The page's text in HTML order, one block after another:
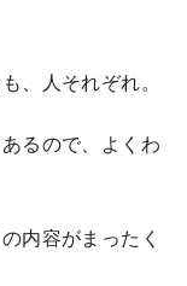
、人それぞれ。
るので、よくわ
内容がまったく